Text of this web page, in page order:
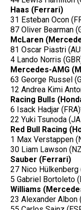
Haas (Ferrari)
31 Esteban Ocon
87 Oliver Bearman
McLaren
81 Oscar Piastri
4 Lando Norris
Mercedes-AMG
63 George Russel
12 Andrea Kimi
Racing Bulls
6 Isack Hadjar
22 Yuki Tsunoda
Red Bull Racing
1 Max Verstappen
30 Liam Lawson
Sauber (Ferrari)
27 Nico Hülkenberg
5 Gabriel Bortoleto
Williams
23 Alexander Albon